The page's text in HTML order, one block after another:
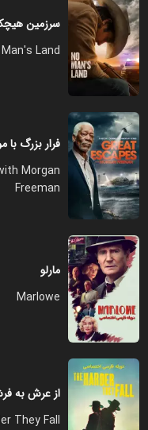
سرزمین
Land
فرار بزرگ با
Morgan
Freeman
مارلو
Marlowe
از عرش به
They Fall